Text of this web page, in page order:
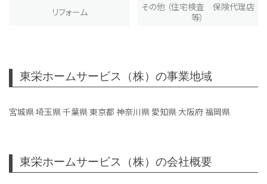
リフォーム
その他 （住宅検査 保険代理店
等）
東栄ホームサービス（株）の事業地域
宮城県 埼玉県 千葉県 東京都 神奈川県 愛知県 大阪府 福岡県
東栄ホームサービス（株）の会社概要